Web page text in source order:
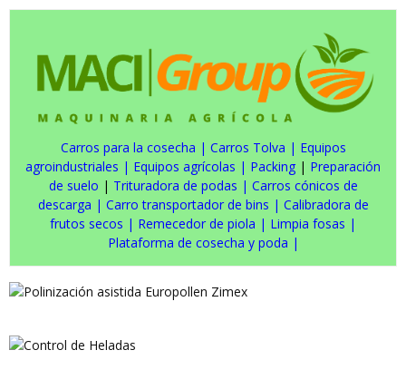
Carros para la cosecha | Carros Tolva | Equipos
agroindustriales | Equipos agrícolas | Packing | Preparación
de suelo | Trituradora de podas | Carros cónicos de
descarga | Carro transportador de bins | Calibradora de
frutos secos | Remecedor de piola | Limpia fosas |
Plataforma de cosecha y poda |